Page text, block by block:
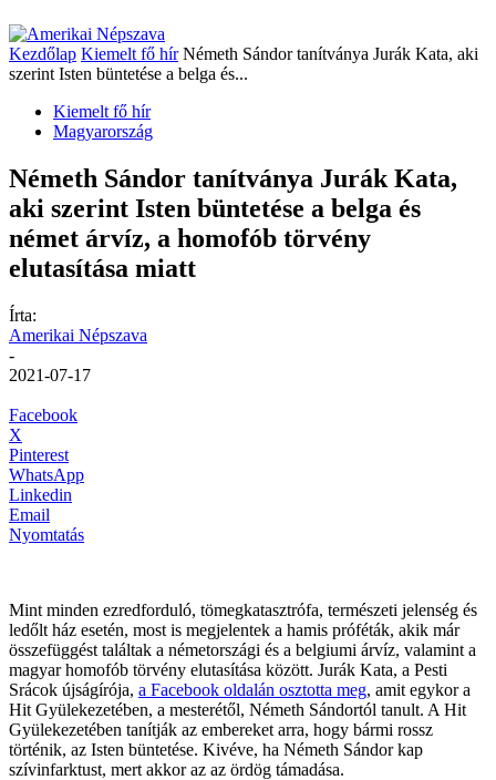
Kezdőlap Kiemelt fő hír Németh Sándor tanítványa Jurák Kata, aki
szerint Isten büntetése a belga és...
Kiemelt fő hír
Magyarország
Németh Sándor tanítványa Jurák Kata,
aki szerint Isten büntetése a belga és
német árvíz, a homofób törvény
elutasítása miatt
Írta:
Amerikai Népszava
-
2021-07-17
Facebook
X
Pinterest
WhatsApp
Linkedin
Email
Nyomtatás
Mint minden ezredforduló, tömegkatasztrófa, természeti jelenség és
ledőlt ház esetén, most is megjelentek a hamis próféták, akik már
összefüggést találtak a németországi és a belgiumi árvíz, valamint a
magyar homofób törvény elutasítása között. Jurák Kata, a Pesti
Srácok újságírója, a Facebook oldalán osztotta meg, amit egykor a
Hit Gyülekezetében, a mesterétől, Németh Sándortól tanult. A Hit
Gyülekezetében tanítják az embereket arra, hogy bármi rossz
történik, az Isten büntetése. Kivéve, ha Németh Sándor kap
szívinfarktust, mert akkor az az ördög támadása.